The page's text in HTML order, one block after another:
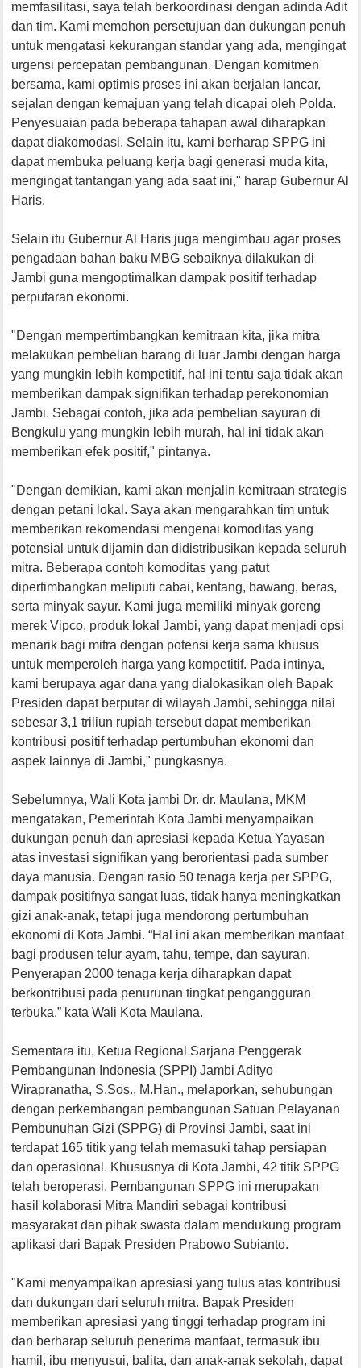
memfasilitasi, saya telah berkoordinasi dengan adinda Adit
dan tim. Kami memohon persetujuan dan dukungan penuh
untuk mengatasi kekurangan standar yang ada, mengingat
urgensi percepatan pembangunan. Dengan komitmen
bersama, kami optimis proses ini akan berjalan lancar,
sejalan dengan kemajuan yang telah dicapai oleh Polda.
Penyesuaian pada beberapa tahapan awal diharapkan
dapat diakomodasi. Selain itu, kami berharap SPPG ini
dapat membuka peluang kerja bagi generasi muda kita,
mengingat tantangan yang ada saat ini," harap Gubernur Al
Haris.
Selain itu Gubernur Al Haris juga mengimbau agar proses
pengadaan bahan baku MBG sebaiknya dilakukan di
Jambi guna mengoptimalkan dampak positif terhadap
perputaran ekonomi.
"Dengan mempertimbangkan kemitraan kita, jika mitra
melakukan pembelian barang di luar Jambi dengan harga
yang mungkin lebih kompetitif, hal ini tentu saja tidak akan
memberikan dampak signifikan terhadap perekonomian
Jambi. Sebagai contoh, jika ada pembelian sayuran di
Bengkulu yang mungkin lebih murah, hal ini tidak akan
memberikan efek positif," pintanya.
"Dengan demikian, kami akan menjalin kemitraan strategis
dengan petani lokal. Saya akan mengarahkan tim untuk
memberikan rekomendasi mengenai komoditas yang
potensial untuk dijamin dan didistribusikan kepada seluruh
mitra. Beberapa contoh komoditas yang patut
dipertimbangkan meliputi cabai, kentang, bawang, beras,
serta minyak sayur. Kami juga memiliki minyak goreng
merek Vipco, produk lokal Jambi, yang dapat menjadi opsi
menarik bagi mitra dengan potensi kerja sama khusus
untuk memperoleh harga yang kompetitif. Pada intinya,
kami berupaya agar dana yang dialokasikan oleh Bapak
Presiden dapat berputar di wilayah Jambi, sehingga nilai
sebesar 3,1 triliun rupiah tersebut dapat memberikan
kontribusi positif terhadap pertumbuhan ekonomi dan
aspek lainnya di Jambi," pungkasnya.
Sebelumnya, Wali Kota jambi Dr. dr. Maulana, MKM
mengatakan, Pemerintah Kota Jambi menyampaikan
dukungan penuh dan apresiasi kepada Ketua Yayasan
atas investasi signifikan yang berorientasi pada sumber
daya manusia. Dengan rasio 50 tenaga kerja per SPPG,
dampak positifnya sangat luas, tidak hanya meningkatkan
gizi anak-anak, tetapi juga mendorong pertumbuhan
ekonomi di Kota Jambi. “Hal ini akan memberikan manfaat
bagi produsen telur ayam, tahu, tempe, dan sayuran.
Penyerapan 2000 tenaga kerja diharapkan dapat
berkontribusi pada penurunan tingkat pengangguran
terbuka,” kata Wali Kota Maulana.
Sementara itu, Ketua Regional Sarjana Penggerak
Pembangunan Indonesia (SPPI) Jambi Adityo
Wirapranatha, S.Sos., M.Han., melaporkan, sehubungan
dengan perkembangan pembangunan Satuan Pelayanan
Pembunuhan Gizi (SPPG) di Provinsi Jambi, saat ini
terdapat 165 titik yang telah memasuki tahap persiapan
dan operasional. Khususnya di Kota Jambi, 42 titik SPPG
telah beroperasi. Pembangunan SPPG ini merupakan
hasil kolaborasi Mitra Mandiri sebagai kontribusi
masyarakat dan pihak swasta dalam mendukung program
aplikasi dari Bapak Presiden Prabowo Subianto.
"Kami menyampaikan apresiasi yang tulus atas kontribusi
dan dukungan dari seluruh mitra. Bapak Presiden
memberikan apresiasi yang tinggi terhadap program ini
dan berharap seluruh penerima manfaat, termasuk ibu
hamil, ibu menyusui, balita, dan anak-anak sekolah, dapat